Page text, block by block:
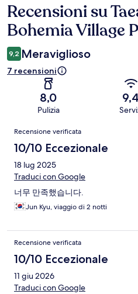
Recensioni
Recensioni su
Bohemia Village
9,2 Meraviglioso
7 recensioni
8,0
Pulizia
9,4
Recensioni
Recensione verificata
10/10 Eccezionale
18 lug 2025
Traduci con Google
너무 만족했습니다.
Jun Kyu, viaggio di 2 notti
Recensione verificata
10/10 Eccezionale
11 giu 2026
Traduci con Google